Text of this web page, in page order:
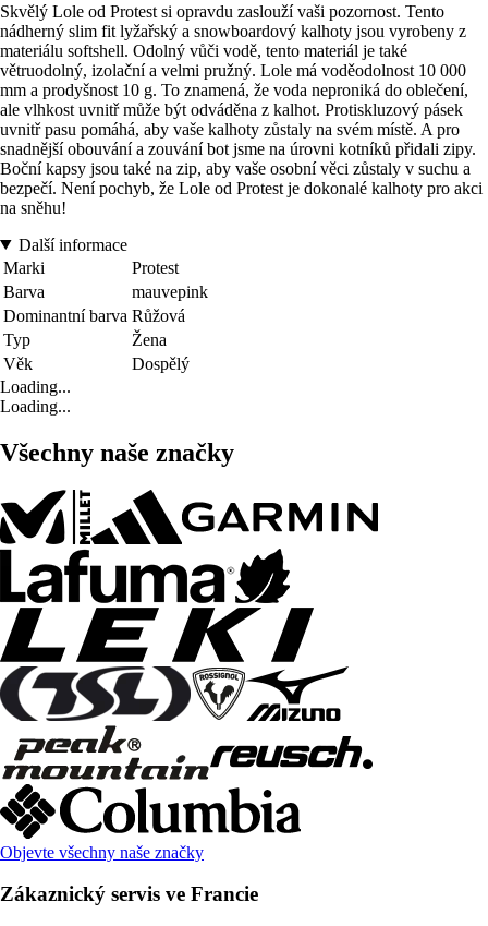
Skvělý Lole od Protest si opravdu zaslouží vaši pozornost. Tento
nádherný slim fit lyžařský a snowboardový kalhoty jsou vyrobeny z
materiálu softshell. Odolný vůči vodě, tento materiál je také
větruodolný, izolační a velmi pružný. Lole má voděodolnost 10 000
mm a prodyšnost 10 g. To znamená, že voda neproniká do oblečení,
ale vlhkost uvnitř může být odváděna z kalhot. Protiskluzový pásek
uvnitř pasu pomáhá, aby vaše kalhoty zůstaly na svém místě. A pro
snadnější obouvání a zouvání bot jsme na úrovni kotníků přidali zipy.
Boční kapsy jsou také na zip, aby vaše osobní věci zůstaly v suchu a
bezpečí. Není pochyb, že Lole od Protest je dokonalé kalhoty pro akci
na sněhu!
Další informace
Marki
Protest
Barva
mauvepink
Dominantní barva Růžová
Typ
Žena
Věk
Dospělý
Loading...
Loading...
Všechny naše značky
Objevte všechny naše značky
Zákaznický servis ve Francie